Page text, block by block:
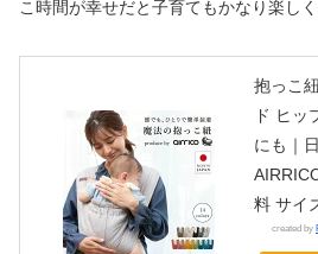
こ時間が幸せだと子育てもかなり楽し
抱っこ
ド ヒッ
にも｜
料 サイ
created by